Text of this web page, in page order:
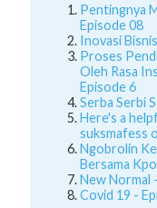
Pentingnya
Episode 08
Inovasi
Proses
Oleh Rasa
Episode 6
Serba Serbi
Here's a
suksmafess
Ngobrolin
Bersama
New Normal
Covid 19 -